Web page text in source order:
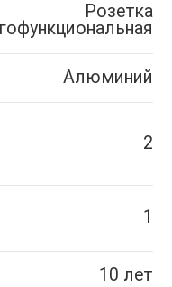
Розетка
Алюминий
2
1
10 лет